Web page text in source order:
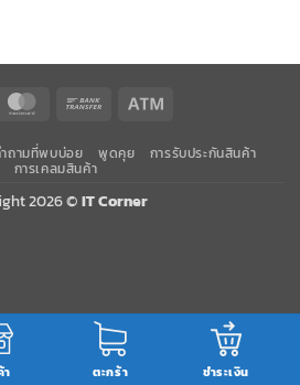
ตะกร้า ชำระเงิน
MasterCard Bank
ถามที่พบบ่อย พูดคุย การรับประกันสินค้า
การเคลมสินค้า
2026 ©IT Corner